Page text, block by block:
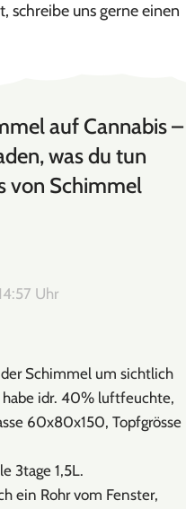
schreibe uns gerne einen
auf Cannabis –
was du tun
von Schimmel
Uhr
Schimmel um sichtlich
idr. 40% luftfeuchte,
60x80x150, Topfgrösse
3tage 1,5L.
ein Rohr vom Fenster,